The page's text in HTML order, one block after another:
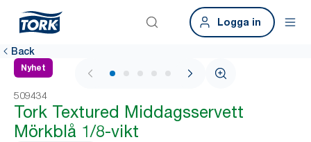
Logga in
Back
Nyhet
1 / 6
509434
Tork Textured Middagsservett
Mörkblå 1/8-vikt